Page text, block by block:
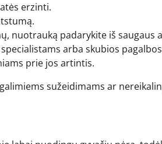
erzinti.
nuotrauką padarykite iš saugaus
arba skubios
prie jos artintis.
sužeidimams ar